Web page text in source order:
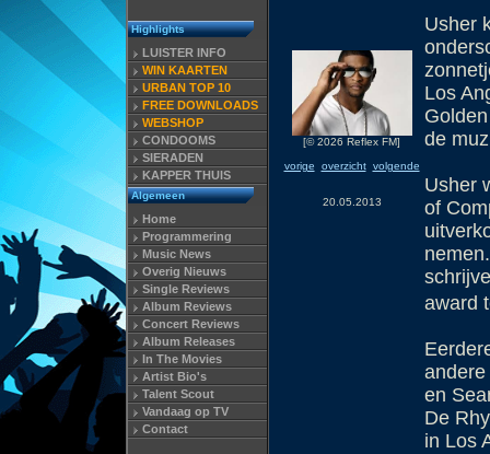
Highlights
LUISTER INFO
WIN KAARTEN
URBAN TOP 10
FREE DOWNLOADS
WEBSHOP
CONDOOMS
SIERADEN
KAPPER THUIS
Algemeen
Home
Programmering
Music News
Overig Nieuws
Single Reviews
Album Reviews
Concert Reviews
Album Releases
In The Movies
Artist Bio's
Talent Scout
Vandaag op TV
Contact
[© 2026 Reflex FM]
vorige
overzicht volgende
20.05.2013
Usher
Los
de
Usher
of
award
en
De
in Los